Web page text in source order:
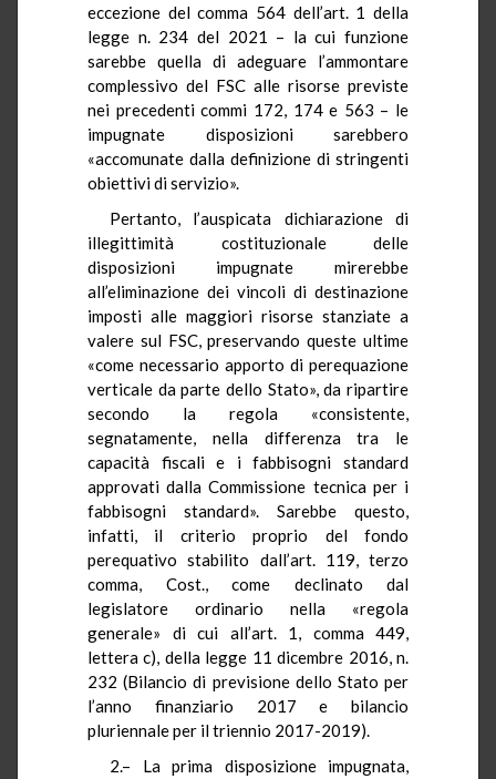
eccezione del comma 564 dell’art. 1 della
legge n. 234 del 2021 – la cui funzione
sarebbe quella di adeguare l’ammontare
complessivo del FSC alle risorse previste
nei precedenti commi 172, 174 e 563 – le
impugnate disposizioni sarebbero
«accomunate dalla definizione di stringenti
obiettivi di servizio».
Pertanto, l’auspicata dichiarazione di
illegittimità costituzionale delle
disposizioni impugnate mirerebbe
all’eliminazione dei vincoli di destinazione
imposti alle maggiori risorse stanziate a
valere sul FSC, preservando queste ultime
«come necessario apporto di perequazione
verticale da parte dello Stato», da ripartire
secondo la regola «consistente,
segnatamente, nella differenza tra le
capacità fiscali e i fabbisogni standard
approvati dalla Commissione tecnica per i
fabbisogni standard». Sarebbe questo,
infatti, il criterio proprio del fondo
perequativo stabilito dall’art. 119, terzo
comma, Cost., come declinato dal
legislatore ordinario nella «regola
generale» di cui all’art. 1, comma 449,
lettera c), della legge 11 dicembre 2016, n.
232 (Bilancio di previsione dello Stato per
l’anno finanziario 2017 e bilancio
pluriennale per il triennio 2017-2019).
2.– La prima disposizione impugnata,